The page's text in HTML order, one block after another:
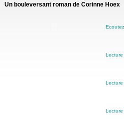
Un bouleversant roman de Corinne Hoex
Lecture
Lecture
Lecture